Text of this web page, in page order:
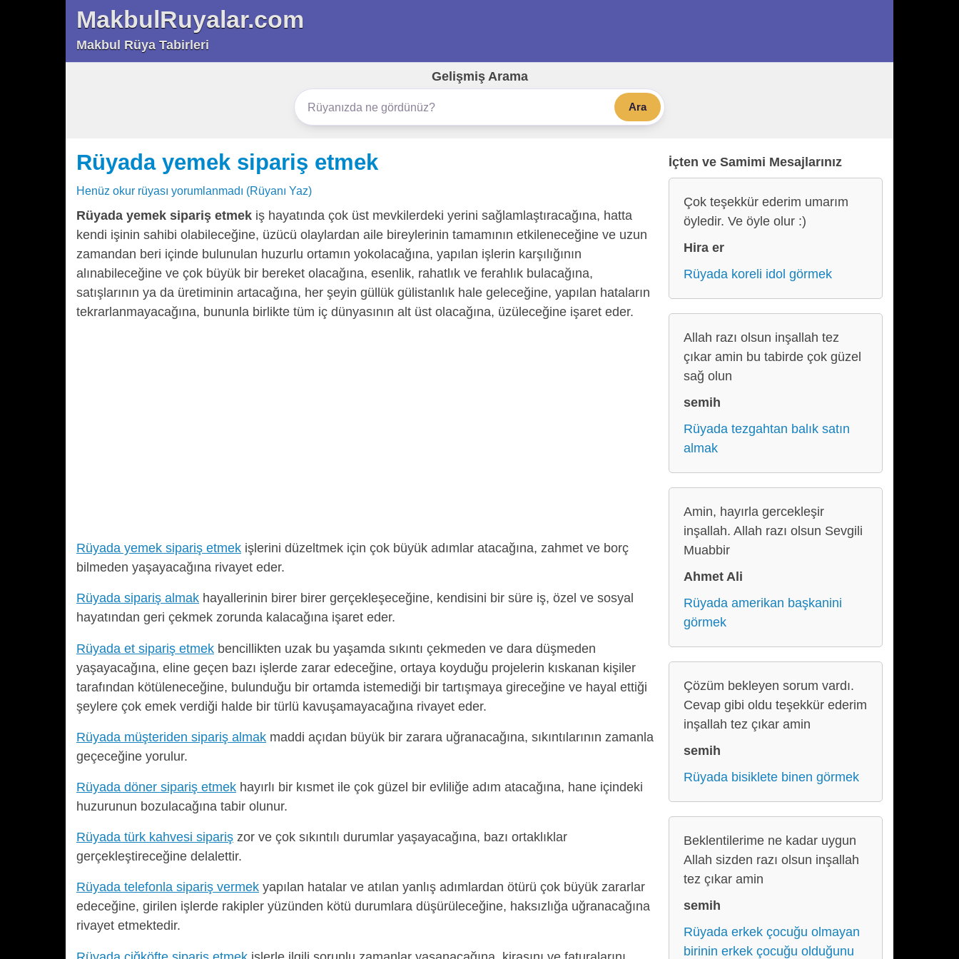
MakbulRuyalar.com
Makbul Rüya Tabirleri
Gelişmiş Arama
Ara
Rüyada yemek sipariş etmek
Henüz okur rüyası yorumlanmadı (Rüyanı Yaz)
Rüyada yemek sipariş etmek iş hayatında çok üst mevkilerdeki yerini sağlamlaştıracağına, hatta
kendi işinin sahibi olabileceğine, üzücü olaylardan aile bireylerinin tamamının etkileneceğine ve uzun
zamandan beri içinde bulunulan huzurlu ortamın yokolacağına, yapılan işlerin karşılığının
alınabileceğine ve çok büyük bir bereket olacağına, esenlik, rahatlık ve ferahlık bulacağına,
satışlarının ya da üretiminin artacağına, her şeyin güllük gülistanlık hale geleceğine, yapılan hataların
tekrarlanmayacağına, bununla birlikte tüm iç dünyasının alt üst olacağına, üzüleceğine işaret eder.
Rüyada yemek sipariş etmek işlerini düzeltmek için çok büyük adımlar atacağına, zahmet ve borç
bilmeden yaşayacağına rivayet eder.
Rüyada sipariş almak hayallerinin birer birer gerçekleşeceğine, kendisini bir süre iş, özel ve sosyal
hayatından geri çekmek zorunda kalacağına işaret eder.
Rüyada et sipariş etmek bencillikten uzak bu yaşamda sıkıntı çekmeden ve dara düşmeden
yaşayacağına, eline geçen bazı işlerde zarar edeceğine, ortaya koyduğu projelerin kıskanan kişiler
tarafından kötüleneceğine, bulunduğu bir ortamda istemediği bir tartışmaya gireceğine ve hayal ettiği
şeylere çok emek verdiği halde bir türlü kavuşamayacağına rivayet eder.
Rüyada müşteriden sipariş almak maddi açıdan büyük bir zarara uğranacağına, sıkıntılarının zamanla
geçeceğine yorulur.
Rüyada döner sipariş etmek hayırlı bir kısmet ile çok güzel bir evliliğe adım atacağına, hane içindeki
huzurunun bozulacağına tabir olunur.
Rüyada türk kahvesi sipariş zor ve çok sıkıntılı durumlar yaşayacağına, bazı ortaklıklar
gerçekleştireceğine delalettir.
Rüyada telefonla sipariş vermek yapılan hatalar ve atılan yanlış adımlardan ötürü çok büyük zararlar
edeceğine, girilen işlerde rakipler yüzünden kötü durumlara düşürüleceğine, haksızlığa uğranacağına
rivayet etmektedir.
İçten ve Samimi Mesajlarınız
Çok teşekkür ederim umarım
öyledir. Ve öyle olur :)
Hira er
Rüyada koreli idol görmek
Allah razı olsun inşallah tez
çıkar amin bu tabirde çok güzel
sağ olun
semih
Rüyada tezgahtan balık satın
almak
Amin, hayırla gercekleşir
inşallah. Allah razı olsun Sevgili
Muabbir
Ahmet Ali
Rüyada amerikan başkanini
görmek
Çözüm bekleyen sorum vardı.
Cevap gibi oldu teşekkür ederim
inşallah tez çıkar amin
semih
Rüyada bisiklete binen görmek
Beklentilerime ne kadar uygun
Allah sizden razı olsun inşallah
tez çıkar amin
semih
Rüyada erkek çocuğu olmayan
birinin erkek çocuğu olduğunu